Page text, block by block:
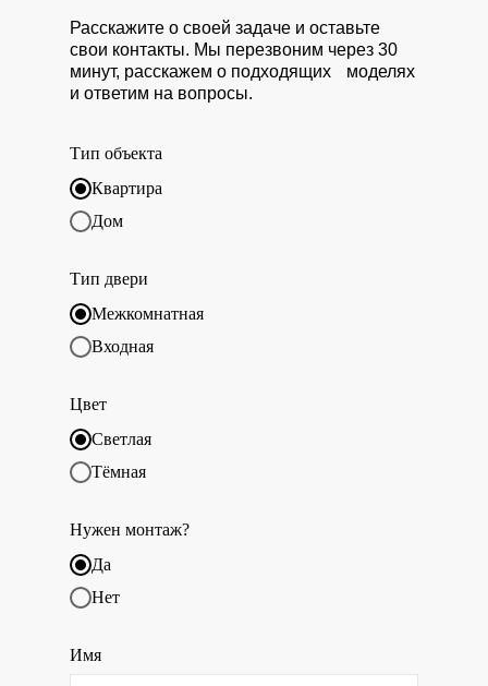
Тип объекта
Квартира
Дом
Тип двери
Межкомнатная
Входная
Цвет
Светлая
Тёмная
Нужен монтаж?
Да
Нет
Имя
Расскажите о своей задаче и оставьте
свои контакты. Мы перезвоним через 30
минут, расскажем о подходящих моделях
и ответим на вопросы.